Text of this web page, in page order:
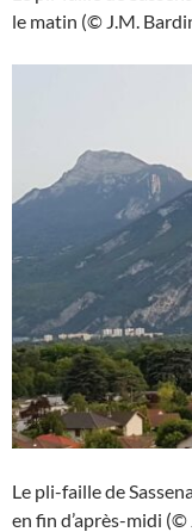
le matin (© J.M.
Le pli-faille de
en fin d’après-midi